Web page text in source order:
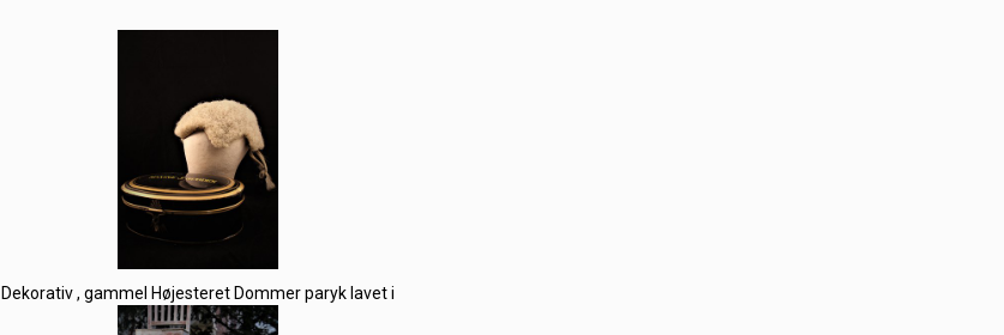
Dekorativ , gammel Højesteret Dommer paryk lavet i